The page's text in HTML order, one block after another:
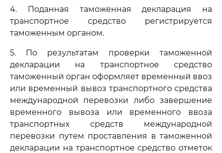
4. Поданная таможенная декларация на
транспортное средство регистрируется
таможенным органом.
5. По результатам проверки таможенной
декларации на транспортное средство
таможенный орган оформляет временный ввоз
или временный вывоз транспортного средства
международной перевозки либо завершение
временного вывоза или временного ввоза
транспортных средств международной
перевозки путем проставления в таможенной
декларации на транспортное средство отметок